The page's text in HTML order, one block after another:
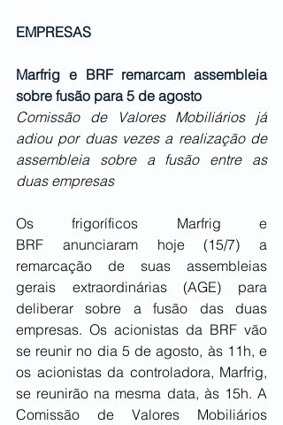
EMPRESAS
Marfrig e BRF remarcam assembleia
sobre fusão para 5 de agosto
Comissão de Valores Mobiliários já
adiou por duas vezes a realização de
assembleia sobre a fusão entre as
duas empresas
Os frigoríficos Marfrig e
BRF anunciaram hoje (15/7) a
remarcação de suas assembleias
gerais extraordinárias (AGE) para
deliberar sobre a fusão das duas
empresas. Os acionistas da BRF vão
se reunir no dia 5 de agosto, às 11h, e
os acionistas da controladora, Marfrig,
se reunirão na mesma data, às 15h. A
Comissão de Valores Mobiliários